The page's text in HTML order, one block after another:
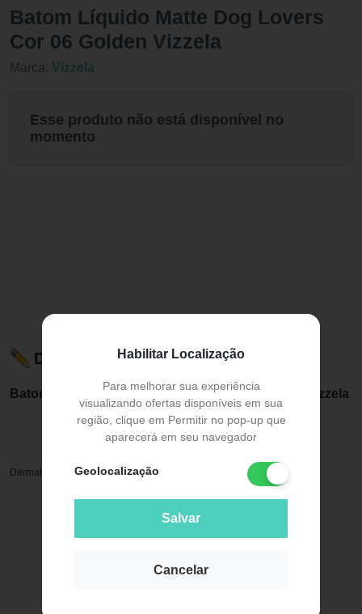
Habilitar Localização
Para melhorar sua experiência
visualizando ofertas disponíveis em sua
região, clique em Permitir no pop-up que
aparecerá em seu navegador
Geolocalização
Salvar
Cancelar
Batom Líquido Matte Dog Lovers
Cor 06 Golden Vizzela
Marca: Vizzela
Esse produto não está disponível no
momento
Descrição do Produto
Batom Líquido Matte Dog Lovers Cor 06 Golden Vizzela
Dermatologicamente testado. Cruelty Free. Vegano. Sem parabenos.